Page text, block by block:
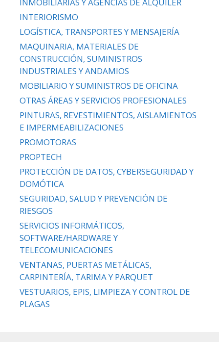
INTERIORISMO
LOGÍSTICA, TRANSPORTES Y MENSAJERÍA
MAQUINARIA, MATERIALES DE
CONSTRUCCIÓN, SUMINISTROS
INDUSTRIALES Y ANDAMIOS
MOBILIARIO Y SUMINISTROS DE OFICINA
OTRAS ÁREAS Y SERVICIOS PROFESIONALES
PINTURAS, REVESTIMIENTOS, AISLAMIENTOS
E IMPERMEABILIZACIONES
PROMOTORAS
PROPTECH
PROTECCIÓN DE DATOS, CYBERSEGURIDAD Y
DOMÓTICA
SEGURIDAD, SALUD Y PREVENCIÓN DE
RIESGOS
SERVICIOS INFORMÁTICOS,
SOFTWARE/HARDWARE Y
TELECOMUNICACIONES
VENTANAS, PUERTAS METÁLICAS,
CARPINTERÍA, TARIMA Y PARQUET
VESTUARIOS, EPIS, LIMPIEZA Y CONTROL DE
PLAGAS